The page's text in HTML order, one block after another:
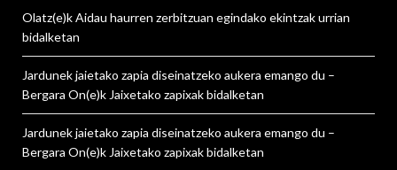
Olatz(e)kAidau haurren zerbitzuan egindako ekintzak urrian
bidalketan
Jardunek jaietako zapia diseinatzeko aukera emango du –
Bergara On(e)k Jaixetako zapixakbidalketan
Jardunek jaietako zapia diseinatzeko aukera emango du –
Bergara On(e)k Jaixetako zapixakbidalketan